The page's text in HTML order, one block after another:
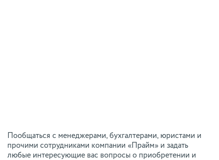
Пообщаться с менеджерами, бухгалтерами, юристами и
прочими сотрудниками компании «Прайм» и задать
любые интересующие вас вопросы о приобретении и